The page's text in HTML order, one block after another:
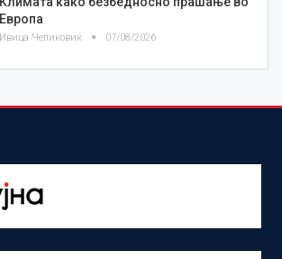
Европа
Ивица Челиковиќ 07/08/2026